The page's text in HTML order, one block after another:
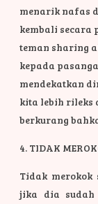
menarik nafas
kembali secara
teman sharing
kepada
mendekatkan
kita lebih rileks
berkurang
4. TIDAK
Tidak
jika dia sudah